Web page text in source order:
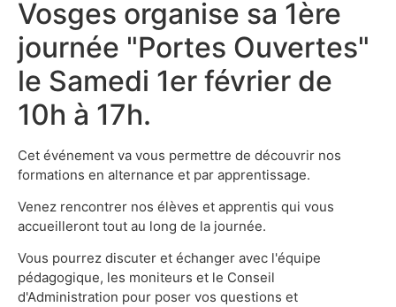
Vosges organise sa 1ère
journée "Portes Ouvertes"
le Samedi 1er février de
10h à 17h.​
​Cet événement va vous permettre de découvrir nos
formations en alternance et par apprentissage.
Venez rencontrer nos élèves et apprentis qui vous
accueilleront tout au long de la journée.​
Vous pourrez discuter et échanger avec l'équipe
pédagogique, les moniteurs et le Conseil
d'Administration pour poser vos questions et